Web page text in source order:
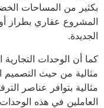
بكثير من المساحات
المشروع عقاري بطراز
الجديدة.
كما أن الوحدات
مثالية من حيث التصميم
مثالية بتوافر عناصر
العاملين في هذه الوحدات